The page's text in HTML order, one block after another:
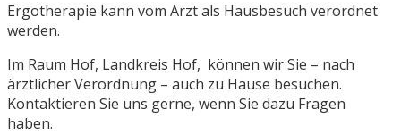
Ergotherapie kann vom Arzt als Hausbesuch verordnet
werden.
Im Raum Hof, Landkreis Hof, können wir Sie – nach
ärztlicher Verordnung – auch zu Hause besuchen.
Kontaktieren Sie uns gerne, wenn Sie dazu Fragen
haben.